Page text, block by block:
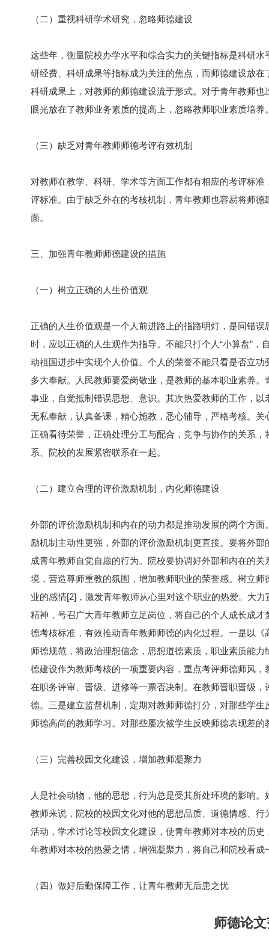
（二）重视科研学术研究，忽略师德建设
这些年，衡量院校办学水平和综合实力的关键指标是科研
研经费、科研成果等指标成为关注的焦点，而师德建设放
科研成果上，对教师的师德建设流于形式。对于青年教师
眼光放在了教师业务素质的提高上，忽略教师职业素质培养
（三）缺乏对青年教师师德考评有效机制
对教师在教学、科研、学术等方面工作都有相应的考评标
评标准。由于缺乏外在的考核机制，青年教师也容易将师
面。
三、加强青年教师师德建设的措施
（一）树立正确的人生价值观
正确的人生价值观是一个人前进路上的指路明灯，是同错
时，应以正确的人生观作为指导。不能只打个人“小算盘”
动祖国进步中实现个人价值。个人的荣誉不能只看是否立
多大奉献。人民教师要爱岗敬业，是教师的基本职业素养
事业，自觉抵制错误思想、意识。其次热爱教师的工作，
无私奉献，认真备课，精心施教，悉心辅导，严格考核。
正确看待荣誉，正确处理分工与配合，竞争与协作的关系
系、院校的发展紧密联系在一起。
（二）建立合理的评价激励机制，内化师德建设
外部的评价激励机制和内在的动力都是推动发展的两个方
励机制主动性更强，外部的评价激励机制更直接。要将外
成青年教师自觉自愿的行为。院校要协调好外部和内在的
境，营造尊师重教的氛围，增加教师职业的荣誉感。树立
业的感情[2]，激发青年教师从心里对这个职业的热爱。大
精神，号召广大青年教师立足岗位，将自己的个人成长成
德考核标准，有效推动青年教师师德的内化过程。一是以
师德规范，将政治理想信念，思想道德素质，职业素质能
德建设作为教师考核的一项重要内容，重点考评师德师风
在职务评审、晋级、进修等一票否决制。在教师晋职晋级
德。三是建立监督机制，定期对教师师德打分，对那些学
师德高尚的教师学习。对那些屡次被学生反映师德表现差
（三）完善校园文化建设，增加教师凝聚力
人是社会动物，他的思想，行为总是受其所处环境的影响
教师来说，院校的校园文化对他的思想品质、道德情感、
活动，学术讨论等校园文化建设，使青年教师对本校的历
年教师对本校的热爱之情，增强凝聚力，将自己和院校看
（四）做好后勤保障工作，让青年教师无后患之忧
师德论